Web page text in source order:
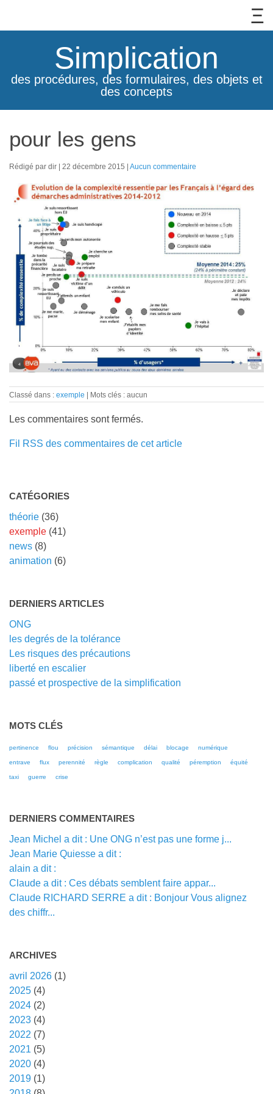
Simplication
des procédures, des formulaires, des objets et
des concepts
pour les gens
Rédigé par dir 22 décembre 2015 Aucun commentaire
Classé dans : exemple Mots clés : aucun
Les commentaires sont fermés.
Fil RSS des commentaires de cet article
CATÉGORIES
théorie (36)
exemple (41)
news (8)
animation (6)
DERNIERS ARTICLES
ONG
les degrés de la tolérance
Les risques des précautions
liberté en escalier
passé et prospective de la simplification
MOTS CLÉS
pertinence flou précision sémantique délai blocage numérique
entrave flux perennité règle complication qualité péremption équité
taxi guerre crise
DERNIERS COMMENTAIRES
Jean Michel a dit : Une ONG n’est pas une forme j...
Jean Marie Quiesse a dit :
alain a dit :
Claude a dit : Ces débats semblent faire appar...
Claude RICHARD SERRE a dit : Bonjour Vous alignez
des chiffr...
ARCHIVES
avril 2026 (1)
2025 (4)
2024 (2)
2023 (4)
2022 (7)
2021 (5)
2020 (4)
2019 (1)